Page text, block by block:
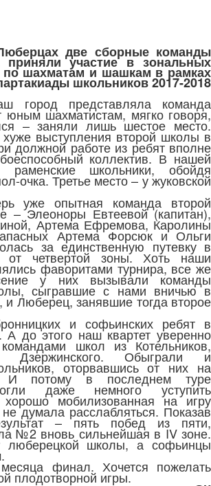
две сборные команды
приняли участие в зональных
по шахматам и шашкам в рамках
школьников 2017-2018
город представляла команда
юным шахматистам, мягко говоря,
– заняли лишь шестое место.
выступления второй школы в
должной работе из ребят вполне
коллектив. В нашей
раменские школьники, обойдя
очка. Третье место – у жуковской
уже опытная команда второй
– Элеоноры Евтеевой (капитан),
Артема Ефремова, Каролины
Артема Форсюк и Ольги
за единственную путевку в
от четвертой зоны. Хоть наши
фаворитами турнира, все же
у них вызывали команды
сыгравшие с нами вничью в
Люберец, занявшие тогда второе
и софьинских ребят в
А до этого наш квартет уверенно
школ из Котельников,
Дзержинского. Обыграли и
оторвавшись от них на
И потому в последнем туре
даже немного уступить
мобилизованная на игру
думала расслабляться. Показав
– пять побед из пяти,
№2 вновь сильнейшая в IV зоне.
люберецкой школы, а софьинцы
финал. Хочется пожелать
плодотворной игры.